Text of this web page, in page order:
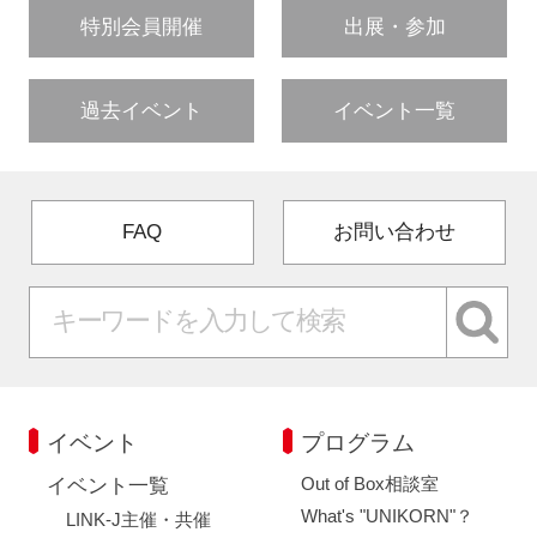
特別会員開催 出展・参加
過去イベント イベント一覧
FAQ お問い合わせ
イベント
イベント一覧
LINK-J主催・共催
プログラム
Out of Box相談室
What's "UNIKORN"？